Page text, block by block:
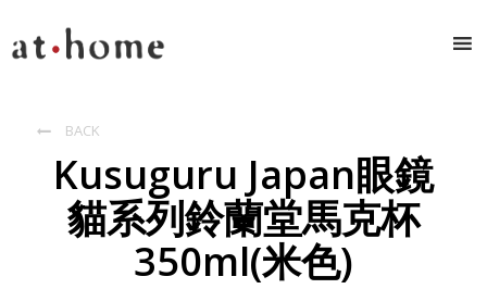
 BACK
Kusuguru Japan眼鏡
貓系列鈴蘭堂馬克杯
350ml(米色)